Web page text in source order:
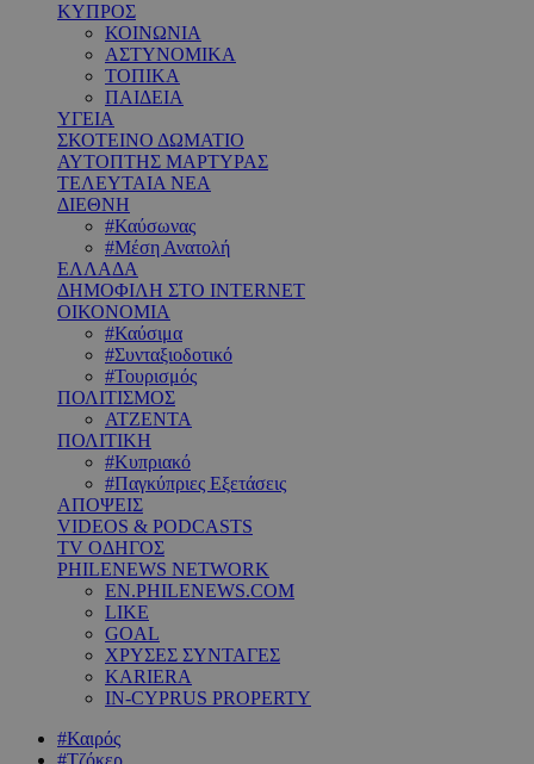
ΚΥΠΡΟΣ
ΚΟΙΝΩΝΙΑ
ΑΣΤΥΝΟΜΙΚΑ
ΤΟΠΙΚΑ
ΠΑΙΔΕΙΑ
ΥΓΕΙΑ
ΣΚΟΤΕΙΝΟ ΔΩΜΑΤΙΟ
ΑΥΤΟΠΤΗΣ ΜΑΡΤΥΡΑΣ
ΤΕΛΕΥΤΑΙΑ ΝΕΑ
ΔΙΕΘΝΗ
#Καύσωνας
#Μέση Ανατολή
ΕΛΛΑΔΑ
ΔΗΜΟΦΙΛΗ ΣΤΟ INTERNET
ΟΙΚΟΝΟΜΙΑ
#Καύσιμα
#Συνταξιοδοτικό
#Τουρισμός
ΠΟΛΙΤΙΣΜΟΣ
ΑΤΖΕΝΤΑ
ΠΟΛΙΤΙΚΗ
#Κυπριακό
#Παγκύπριες Εξετάσεις
ΑΠΟΨΕΙΣ
VIDEOS & PODCASTS
TV ΟΔΗΓΟΣ
PHILENEWS NETWORK
EN.PHILENEWS.COM
LIKE
GOAL
ΧΡΥΣΕΣ ΣΥΝΤΑΓΕΣ
KARIERA
IN-CYPRUS PROPERTY
#Καιρός